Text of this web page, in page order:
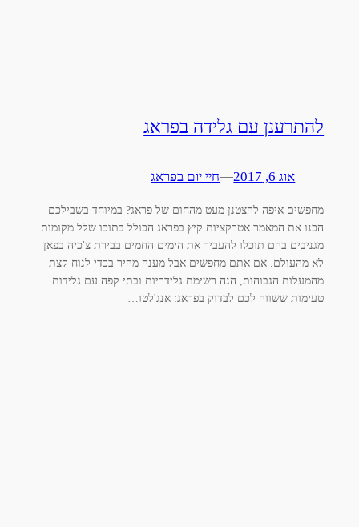
להתרענן עם גלידה בפראג
אוג 6, 2017 —חיי יום בפראג
מחפשים איפה להצטנן מעט מהחום של פראג? במיוחד בשבילכם
הכנו את המאמר אטרקציות קיץ בפראג הכולל בתוכו שלל מקומות
מגניבים בהם תוכלו להעביר את הימים החמים בבירת צ'כיה בפאן
לא מהעולם. אם אתם מחפשים אבל מענה מהיר בכדי לנוח קצת
מהמעלות הגבוהות, הנה רשימת גלידריות ובתי קפה עם גלידות
טעימות ששווה לכם לבדוק בפראג: אנג'לטו…